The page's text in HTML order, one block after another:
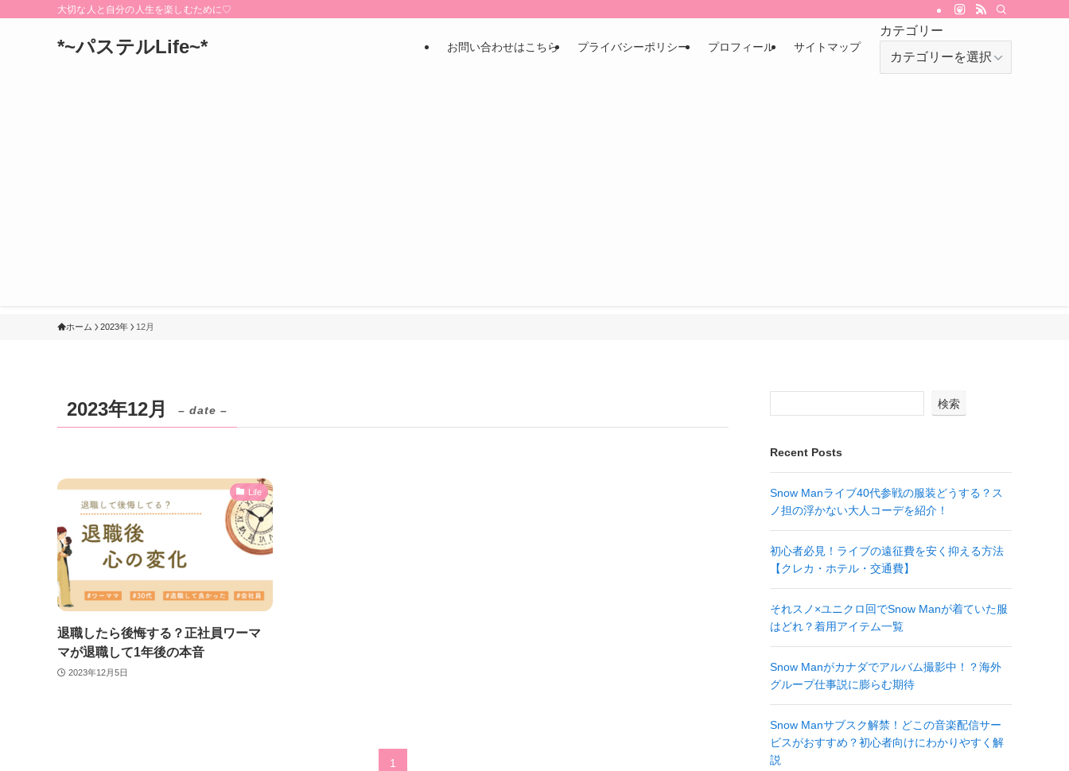
大切な人と自分の人生を楽しむために♡
*~パステルLife~* お問い合わせはこちら プライバシーポリシー プロフィール サイトマップ
カテゴリー
ホーム 2023年 12月
2023年12月 – date –
Life
退職したら後悔する？正社員ワーマ
マが退職して1年後の本音
2023年12月5日
1
検索
Recent Posts
Snow Manライブ40代参戦の服装どうする？ス
ノ担の浮かない大人コーデを紹介！
初心者必見！ライブの遠征費を安く抑える方法
【クレカ・ホテル・交通費】
それスノ×ユニクロ回でSnow Manが着ていた服
はどれ？着用アイテム一覧
Snow Manがカナダでアルバム撮影中！？海外
グループ仕事説に膨らむ期待
Snow Manサブスク解禁！どこの音楽配信サー
ビスがおすすめ？初心者向けにわかりやすく解
説